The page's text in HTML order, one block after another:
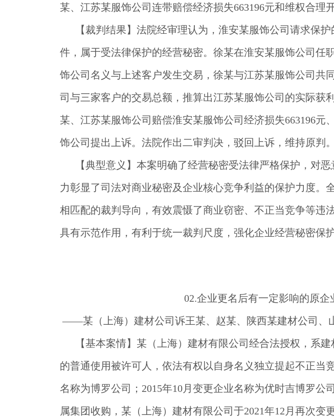
某、江苏某服饰公司连带赔偿经济损失663196元和维权合理开
【裁判结果】 法院经审理认为，淮安某服饰公司请求保
件，属于受法律保护的经营秘密。徐某在淮安某服饰公司任
饰公司名义与上述客户发生交易，徐某与江苏某服饰公司共
司与三家客户的交易总额，推算出江苏某服饰公司的实际获
某、江苏某服饰公司赔偿淮安某服饰公司经济损失663196元
饰公司提出上诉。法院作出二审判决，驳回上诉，维持原判。
【典型意义】 本案明确了经营秘密受法律严格保护，对
力彰显了司法对商业秘密及企业核心竞争利益的保护力度
相匹配的裁判导向，有效震慑了商业窃密、不正当竞争等违
具有示范作用，有利于统一裁判尺度，强化企业经营秘密保
02.企业更名后有一定影响的原
——某（上海）建材公司诉王某、赵某、陕西某建材公司、
【基本案情】 某（上海）建材有限公司经合法授权，系建
的普通使用被许可人，依法有权以自身名义独立提起不正当
名称为博罗公司；2015年10月变更企业名称为优时吉博罗
属集团收购，某（上海）建材有限公司于2021年12月再次